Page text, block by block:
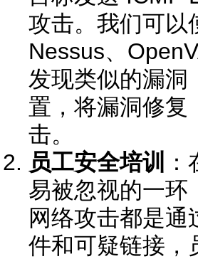
攻击。我们可以
Nessus、
发现类似的漏洞
置，将漏洞修复
击。
员工安全培训
易被忽视的一环
网络攻击都是
件和可疑链接，